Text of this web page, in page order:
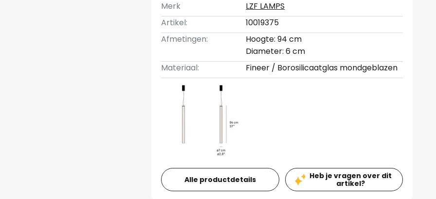
Merk
LZF LAMPS
Artikel:
10019375
Afmetingen:
Hoogte: 94 cm
Diameter: 6 cm
Materiaal:
Fineer / Borosilicaatglas mondgeblazen
Alle productdetails
Heb je vragen over dit
artikel?